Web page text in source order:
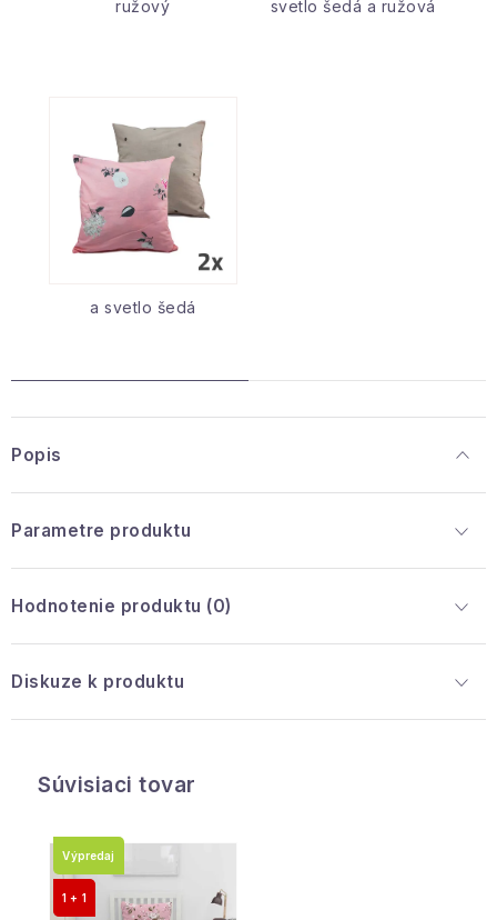
ružový svetlo šedá a ružová
a svetlo šedá
Popis
Parametre produktu
Hodnotenie produktu (0)
Diskuze k produktu
Súvisiaci tovar
Výpredaj
1 + 1